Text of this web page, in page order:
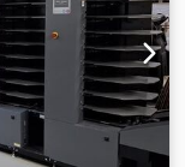
the need for
system
feeder
Technical
× 600 mm •
120 – 400